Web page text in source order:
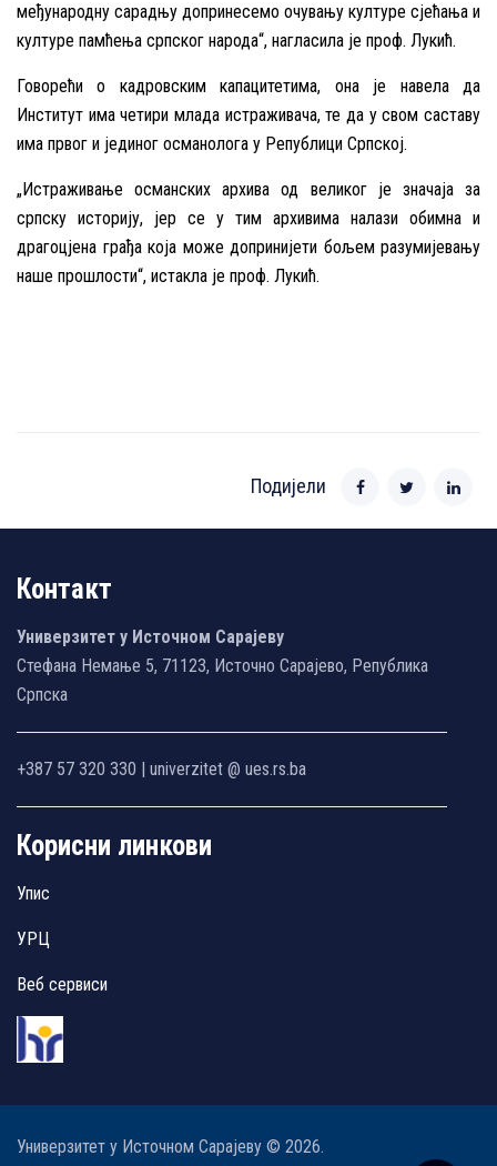
међународну сарадњу допринесемо очувању културе сјећања и
културе памћења српског народа“, нагласила је проф. Лукић.
Говорећи о кадровским капацитетима, она је навела да
Институт има четири млада истраживача, те да у свом саставу
има првог и јединог османолога у Републици Српској.
„Истраживање османских архива од великог је значаја за
српску историју, јер се у тим архивима налази обимна и
драгоцјена грађа која може допринијети бољем разумијевању
наше прошлости“, истакла је проф. Лукић.
Подијели
Контакт
Универзитет у Источном Сарајеву
Стефана Немање 5, 71123, Источно Сарајево, Република
Српска
+387 57 320 330 | univerzitet @ ues.rs.ba
Корисни линкови
Упис
УРЦ
Веб сервиси
Универзитет у Источном Сарајеву © 2026.